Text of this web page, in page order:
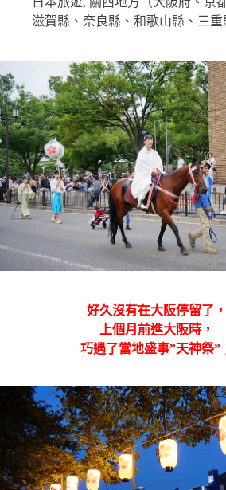
滋賀縣、奈良縣、和歌山縣、三重
好久沒有在大阪停留了，
上個月前進大阪時，
巧遇了當地盛事”天神祭”